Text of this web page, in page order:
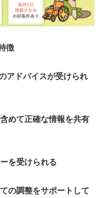
徴
アドバイスが受けられ
めて正確な情報を共有
を受けられる
の調整をサポートして